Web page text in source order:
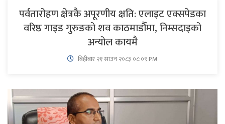
पर्वतारोहण क्षेत्रकै अपूरणीय क्षति: एलाइट एक्सपेडका
वरिष्ठ गाइड गुरुङको शव काठमाडौँमा, निम्सदाइको
अन्योल कायमै
बिहीबार २१ साउन २०८३ ०८:०९ PM